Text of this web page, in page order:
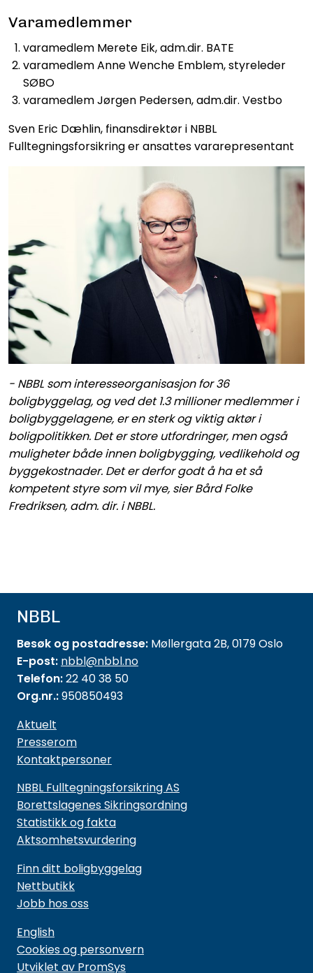
Varamedlemmer
varamedlem Merete Eik, adm.dir. BATE
varamedlem Anne Wenche Emblem, styreleder
SØBO
varamedlem Jørgen Pedersen, adm.dir. Vestbo
Sven Eric Dæhlin, finansdirektør i NBBL
Fulltegningsforsikring er ansattes vararepresentant
- NBBL som interesseorganisasjon for 36
boligbyggelag, og ved det 1.3 millioner medlemmer i
boligbyggelagene, er en sterk og viktig aktør i
boligpolitikken. Det er store utfordringer, men også
muligheter både innen boligbygging, vedlikehold og
byggekostnader. Det er derfor godt å ha et så
kompetent styre som vil mye, sier Bård Folke
Fredriksen, adm. dir. i NBBL.
NBBL
Besøk og postadresse: Møllergata 2B, 0179 Oslo
E-post: nbbl@nbbl.no
Telefon:22 40 38 50
Org.nr.:950850493
Aktuelt
Presserom
Kontaktpersoner
NBBL Fulltegningsforsikring AS
Borettslagenes Sikringsordning
Statistikk og fakta
Aktsomhetsvurdering
Finn ditt boligbyggelag
Nettbutikk
Jobb hos oss
English
Cookies og personvern
Utviklet av PromSys